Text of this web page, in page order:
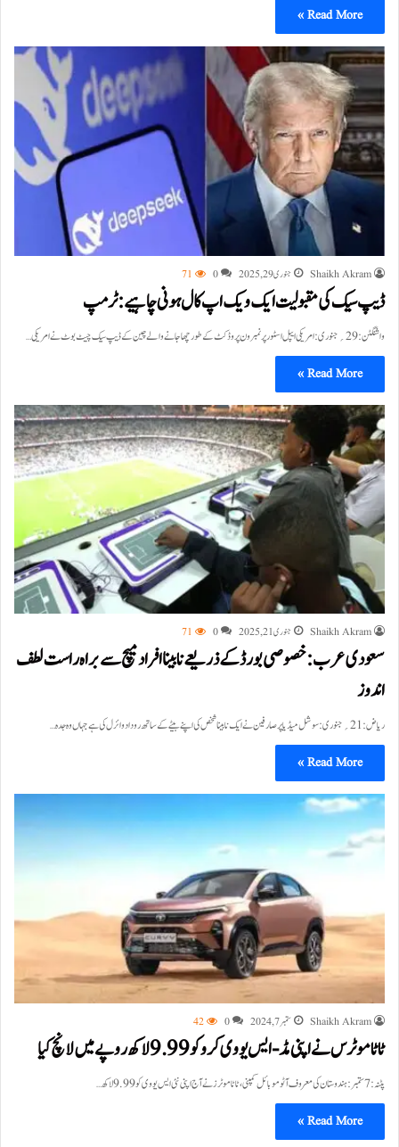
Read More »
Shaikh Akram جنوری 29, 2025 0
71
ڈیپ سیک کی مقبولیت ایک ویک اپ کال ہونی چاہیے:ٹرمپ
واشنگٹن:29؍جنوری:امریکی ایپل اسٹور پر نمبر ون پروڈکٹ کے طور چھا جانے والے چین کے ڈیپ سیک چیٹ بوٹ نے امریکی…
Read More »
Shaikh Akram جنوری 21, 2025 0
71
سعودی عرب : خصوصی بورڈ کے ذریعے نا بینا افراد میچ سے براہ راست لطف
اندوز
ریاض:21؍جنوری:سوشل میڈیا پر صارفین نے ایک نابینا شخص کی اپنے بیٹے کے ساتھ روداد وائرل کی ہے جہاں وہ جدہ…
Read More »
Shaikh Akram ستمبر 7, 2024 0
42
ٹاٹا موٹرس نے اپنی مڈ- ایس یو وی کروکو 9.99 لاکھ روپے میں لانچ کیا
پٹنہ: 7 ستمبر: ہندوستان کی معروف آٹوموبائل کمپنی، ٹاٹا موٹرز نے آج اپنی نئی ایس یو وی کو 9.99 لاکھ…
Read More »